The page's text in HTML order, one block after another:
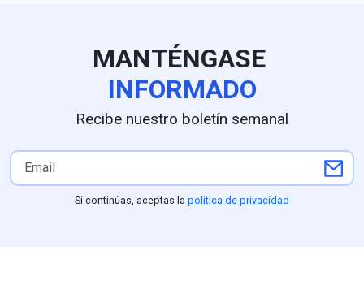
embajador estadounidense
Ronald Johnson operará a
partir del 8 de agosto en
Tancítaro, Tacámbaro,
Pátzcuaro, respaldada por
un despliegue de seguridad
del Ejército y la Guardia
Nacional ordenado por la
Astudillo,
Arias
el respaldo
Partido Verde
competitividad
MANTÉNGASE
INFORMADO
Recibe nuestro boletín semanal
Si continúas, aceptas la política de privacidad